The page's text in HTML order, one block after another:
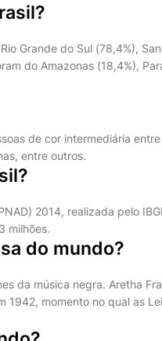
Grande do Sul (78,4%),
do Amazonas (18,4%),
de cor intermediária
entre outros.
2014, realizada pelo
milhões.
do mundo?
da música negra. Aretha
1942, momento no qual as